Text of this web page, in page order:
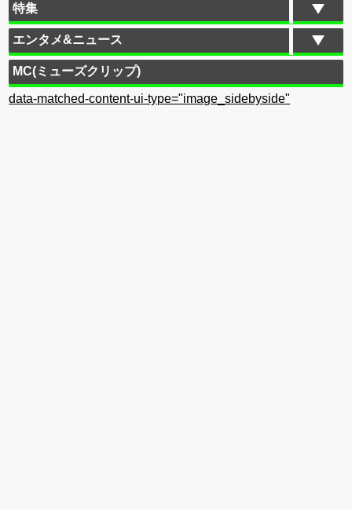
特集
エンタメ&ニュース
MC(ミューズクリップ)
data-matched-content-ui-type="image_sidebyside"